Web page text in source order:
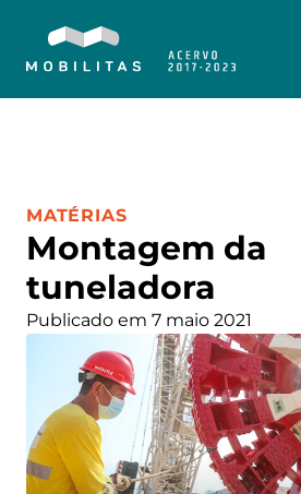
Montagem da
tuneladora
CATEGORIA:
MATÉRIAS
Publicado em 7 maio 2021